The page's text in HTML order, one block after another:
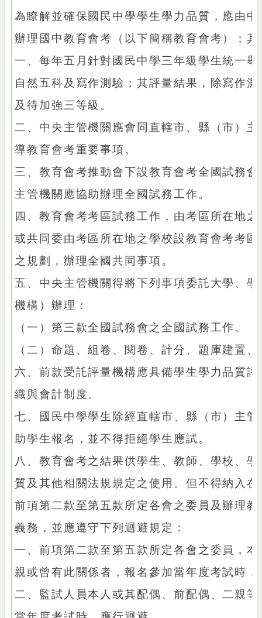
為瞭解並確保國民中學學生學力品質，應由
辦理國中教育會考（以下簡稱教育會考）；
一、每年五月針對國民中學三年級學生統一
自然五科及寫作測驗；其評量結果，除寫作
及待加強三等級。
二、中央主管機關應會同直轄市、縣（市）
導教育會考重要事項。
三、教育會考推動會下設教育會考全國試務
主管機關應協助辦理全國試務工作。
四、教育會考考區試務工作，由考區所在地
或共同委由考區所在地之學校設教育會考考
之規劃，辦理全國共同事項。
五、中央主管機關得將下列事項委託大學、
機構）辦理：
（一）第三款全國試務會之全國試務工作。
（二）命題、組卷、閱卷、計分、題庫建置
六、前款受託評量機構應具備學生學力品質
織與會計制度。
七、國民中學學生除經直轄市、縣（市）主
助學生報名，並不得拒絕學生應試。
八、教育會考之結果供學生、教師、學校、
質及其他相關法規規定之使用。但不得納入
前項第二款至第五款所定各會之委員及辦理
義務，並應遵守下列迴避規定：
一、前項第二款至第五款所定各會之委員，
親或曾有此關係者，報名參加當年度考試時
二、監試人員本人或其配偶、前配偶、二親